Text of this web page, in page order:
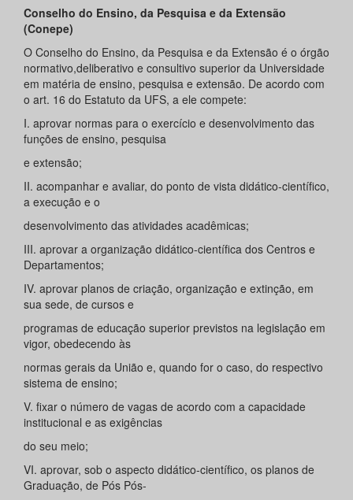
Conselho do Ensino, da Pesquisa e da Extensão
(Conepe)
O Conselho do Ensino, da Pesquisa e da Extensão é o órgão
normativo,deliberativo e consultivo superior da Universidade
em matéria de ensino, pesquisa e extensão. De acordo com
o art. 16 do Estatuto da UFS, a ele compete:
I. aprovar normas para o exercício e desenvolvimento das
funções de ensino, pesquisa
e extensão;
II. acompanhar e avaliar, do ponto de vista didático-científico,
a execução e o
desenvolvimento das atividades acadêmicas;
III. aprovar a organização didático-científica dos Centros e
Departamentos;
IV. aprovar planos de criação, organização e extinção, em
sua sede, de cursos e
programas de educação superior previstos na legislação em
vigor, obedecendo às
normas gerais da União e, quando for o caso, do respectivo
sistema de ensino;
V. fixar o número de vagas de acordo com a capacidade
institucional e as exigências
do seu meio;
VI. aprovar, sob o aspecto didático-científico, os planos de
Graduação, de Pós Pós-